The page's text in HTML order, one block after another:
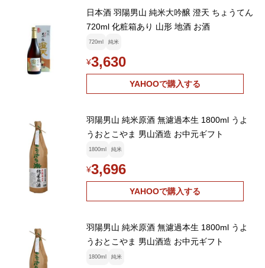
日本酒 羽陽男山 純米大吟醸 澄天 ちょうてん
720ml 化粧箱あり 山形 地酒 お酒
720ml 純米
¥3,630
YAHOOで購入する
羽陽男山 純米原酒 無濾過本生 1800ml うよ
うおとこやま 男山酒造 お中元ギフト
1800ml 純米
¥3,696
YAHOOで購入する
羽陽男山 純米原酒 無濾過本生 1800ml うよ
うおとこやま 男山酒造 お中元ギフト
1800ml 純米